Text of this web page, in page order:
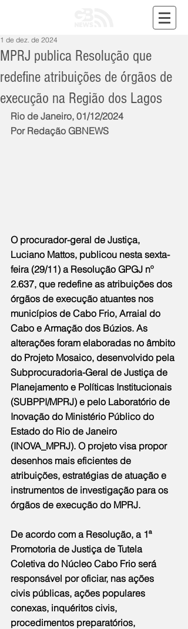
MPRJ publica Resolução que
redefine atribuições de órgãos de
execução na Região dos Lagos
1 de dez. de 2024
Rio de Janeiro, 01/12/2024
Por Redação GBNEWS
O procurador-geral de Justiça,
Luciano Mattos, publicou nesta sexta-
feira (29/11) a Resolução GPGJ nº
2.637, que redefine as atribuições dos
órgãos de execução atuantes nos
municípios de Cabo Frio, Arraial do
Cabo e Armação dos Búzios. As
alterações foram elaboradas no âmbito
do Projeto Mosaico, desenvolvido pela
Subprocuradoria-Geral de Justiça de
Planejamento e Políticas Institucionais
(SUBPPI/MPRJ) e pelo Laboratório de
Inovação do Ministério Público do
Estado do Rio de Janeiro
(INOVA_MPRJ). O projeto visa propor
desenhos mais eficientes de
atribuições, estratégias de atuação e
instrumentos de investigação para os
órgãos de execução do MPRJ.
De acordo com a Resolução, a 1ª
Promotoria de Justiça de Tutela
Coletiva do Núcleo Cabo Frio será
responsável por oficiar, nas ações
civis públicas, ações populares
conexas, inquéritos civis,
procedimentos preparatórios,